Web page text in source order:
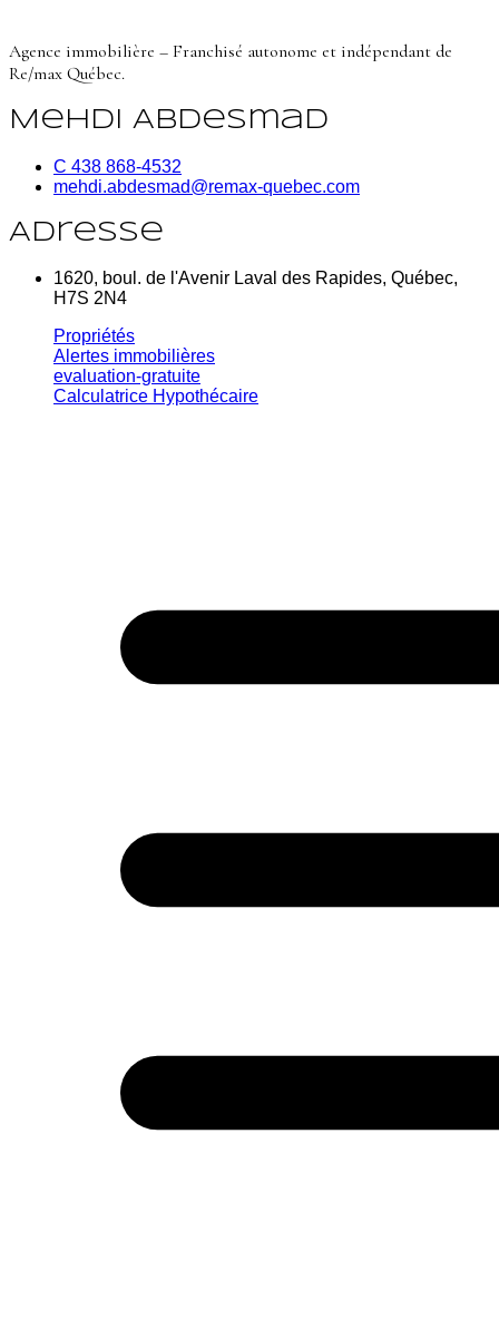
Agence immobilière – Franchisé autonome et indépendant de
Re/max Québec.
Mehdi Abdesmad
C 438 868-4532
mehdi.abdesmad@remax-quebec.com
Adresse
1620, boul. de l'Avenir Laval des Rapides, Québec,
H7S 2N4
Propriétés
Alertes immobilières
evaluation-gratuite
Calculatrice Hypothécaire